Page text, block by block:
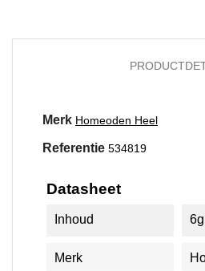
Merk Homeoden Heel
Referentie 534819
Datasheet
Inhoud 6g
Merk